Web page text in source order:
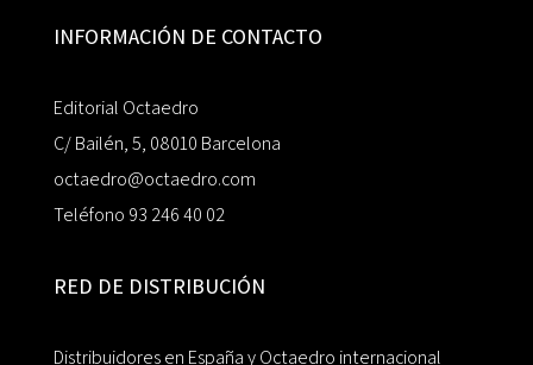
INFORMACIÓN DE CONTACTO
Editorial Octaedro
C/ Bailén, 5, 08010 Barcelona
octaedro@octaedro.com
Teléfono 93 246 40 02
RED DE DISTRIBUCIÓN
Distribuidores en España y Octaedro internacional